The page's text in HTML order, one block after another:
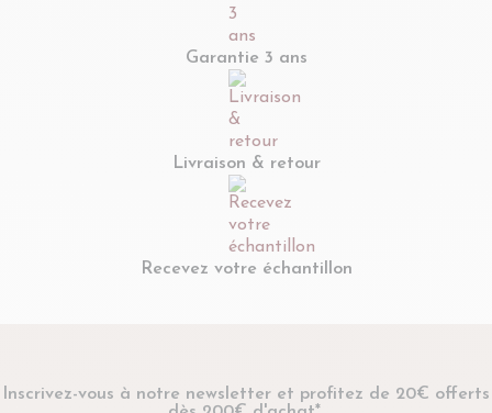
Garantie 3 ans
Livraison & retour
Recevez votre échantillon
Inscrivez-vous à notre newsletter et profitez de 20€ offerts